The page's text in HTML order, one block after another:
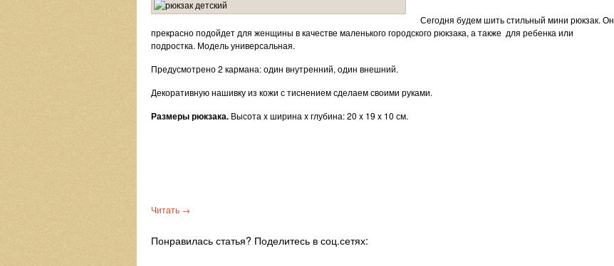
Сегодня будем шить стильный мини рюкзак. Он
прекрасно подойдет для женщины в качестве маленького городского рюкзака, а также для ребенка или
подростка. Модель универсальная.
Предусмотрено 2 кармана: один внутренний, один внешний.
Декоративную нашивку из кожи с тиснением сделаем своими руками.
Размеры рюкзака. Высота x ширина x глубина: 20 x 19 x 10 см.
Читать →
Понравилась статья? Поделитесь в соц.сетях: